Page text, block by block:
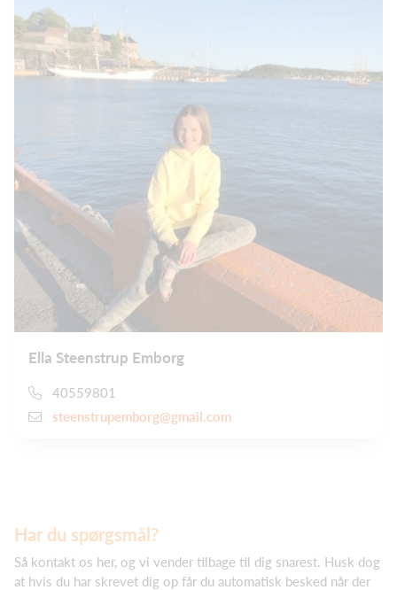
Ella Steenstrup Emborg
40559801
steenstrupemborg@gmail.com
Har du spørgsmål?
Så kontakt os her, og vi vender tilbage til dig snarest. Husk dog
at hvis du har skrevet dig op får du automatisk besked når der